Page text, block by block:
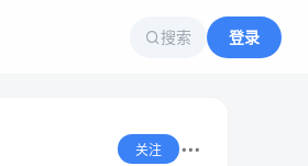
搜索 登录
关注